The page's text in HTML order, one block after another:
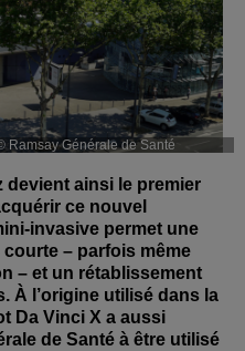
Ramsay Générale de Santé
devient ainsi le premier
ce nouvel
invasive permet une
– parfois même
– et un rétablissement
À l’origine utilisé dans la
Da Vinci X a aussi
de Santé à être utilisé